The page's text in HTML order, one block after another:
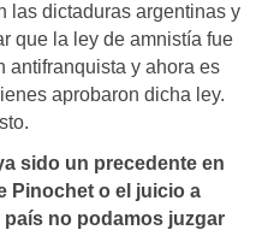
las dictaduras argentinas y
que la ley de amnistía fue
antifranquista y ahora es
aprobaron dicha ley.
sido un precedente en
Pinochet o el juicio a
no podamos juzgar